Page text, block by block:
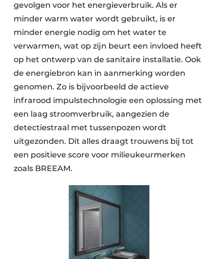
gevolgen voor het energieverbruik. Als er
minder warm water wordt gebruikt, is er
minder energie nodig om het water te
verwarmen, wat op zijn beurt een invloed heeft
op het ontwerp van de sanitaire installatie. Ook
de energiebron kan in aanmerking worden
genomen. Zo is bijvoorbeeld de actieve
infrarood impulstechnologie een oplossing met
een laag stroomverbruik, aangezien de
detectiestraal met tussenpozen wordt
uitgezonden. Dit alles draagt trouwens bij tot
een positieve score voor milieukeurmerken
zoals BREEAM.